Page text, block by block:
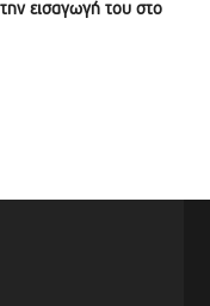
εισαγωγή του στο